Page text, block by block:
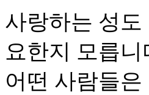
사랑하는 성
요한지 모릅니
어떤 사람들